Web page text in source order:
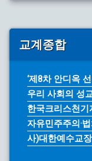
교계종합
‘제8차 안디옥
우리 사회의 성
한국크리스천기
자유민주주의·
사)대한예수교